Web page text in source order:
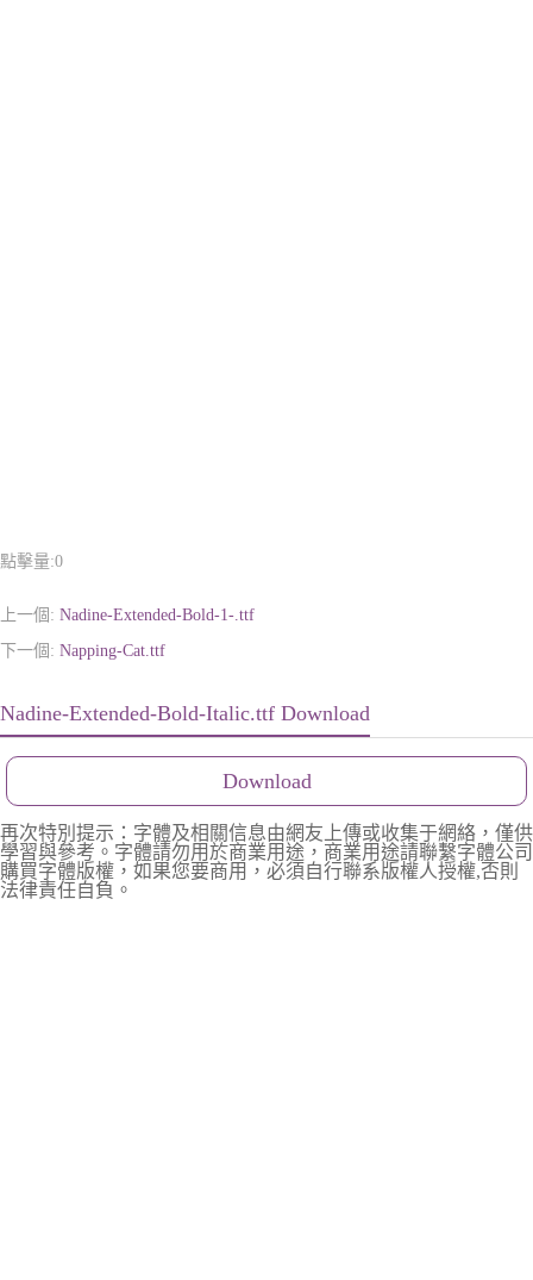
點擊量:0
上一個: Nadine-Extended-Bold-1-.ttf
下一個: Napping-Cat.ttf
Nadine-Extended-Bold-Italic.ttf Download
Download
再次特別提示：字體及相關信息由網友上傳或收集于網絡，僅供
學習與參考。字體請勿用於商業用途，商業用途請聯繫字體公司
購買字體版權，如果您要商用，必須自行聯系版權人授權,否則
法律責任自負。